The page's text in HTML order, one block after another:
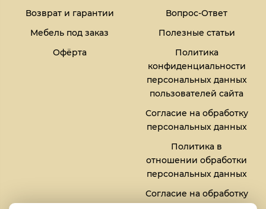
Возврат и гарантии
Мебель под заказ
Офёрта
Вопрос-Ответ
Полезные статьи
Политика
конфиденциальности
персональных данных
пользователей сайта
Согласие на обработку
персональных данных
Политика в
отношении обработки
персональных данных
Согласие на обработку